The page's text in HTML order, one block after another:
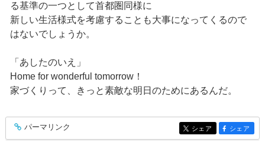
る基準の一つとして首都圏同様に
新しい生活様式を考慮することも大事になってくるので
はないでしょうか。
「あしたのいえ」
Home for wonderful tomorrow！
家づくりって、きっと素敵な明日のためにあるんだ。
entry341
パーマリンク entry341
シェア entry341
シェア